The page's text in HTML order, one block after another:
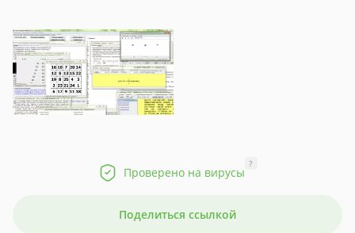
Проверено на вирусы
?
Поделиться ссылкой